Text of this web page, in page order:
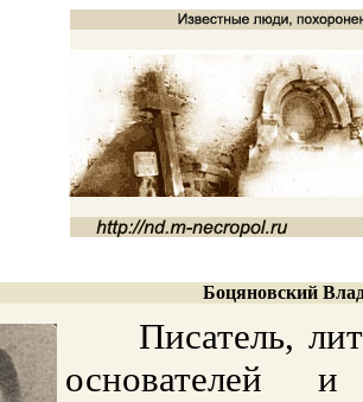
Боцяновский
Писатель,
основателей